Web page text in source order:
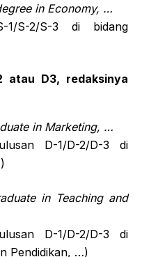
in Economy, …
1/S-2/S-3 di bidang
atau D3, redaksinya
in Marketing, …
D-1/D-2/D-3 di
in Teaching and
D-1/D-2/D-3 di
Pendidikan, …)